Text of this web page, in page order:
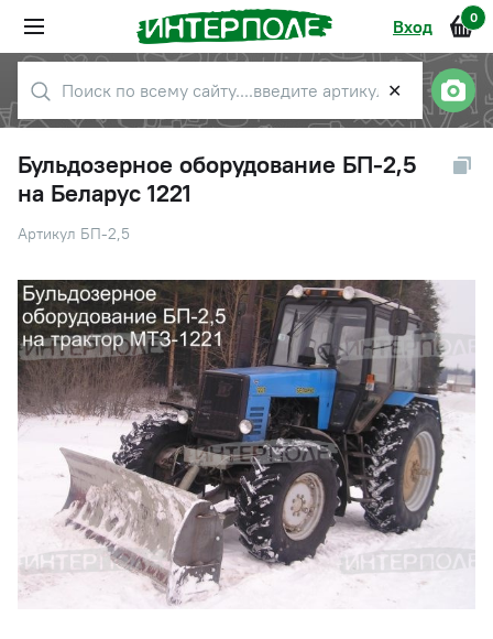
Вход 0
✕
Бульдозерное оборудование БП-2,5
на Беларус 1221
Артикул БП-2,5